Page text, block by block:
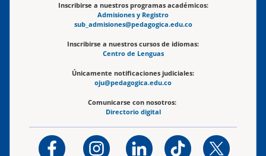
Inscribirse a nuestros programas académicos:
Admisiones y Registro
sub_admisiones@pedagogica.edu.co
Inscribirse a nuestros cursos de idiomas:
Centro de Lenguas
Únicamente notificaciones judiciales:
oju@pedagogica.edu.co
Comunicarse con nosotros:
Directorio digital